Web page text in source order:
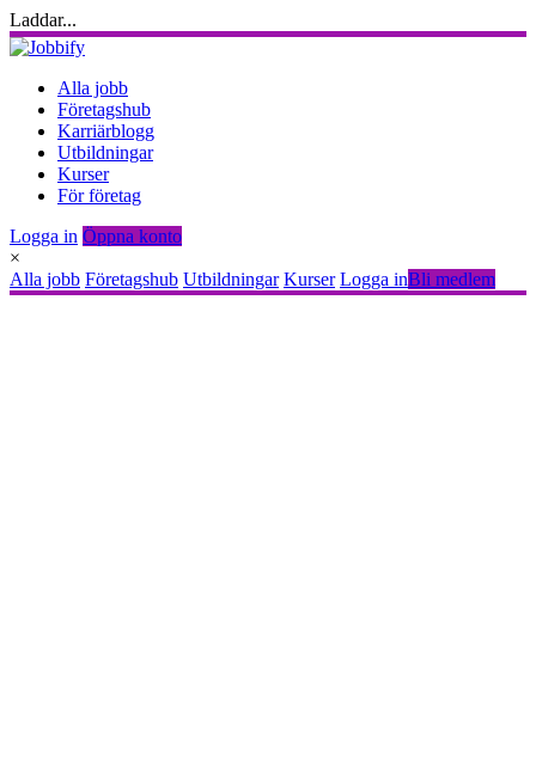
Laddar...
Alla jobb
Företagshub
Karriärblogg
Utbildningar
Kurser
För företag
Logga in Öppna konto
×
Alla jobb Företagshub Utbildningar Kurser Logga inBli medlem